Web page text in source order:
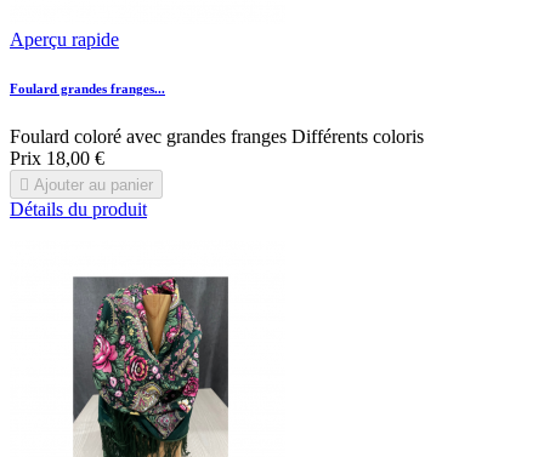
Aperçu rapide
Foulard grandes franges...
Foulard coloré avec grandes franges Différents coloris
Prix 18,00 €
 Ajouter au panier
Détails du produit